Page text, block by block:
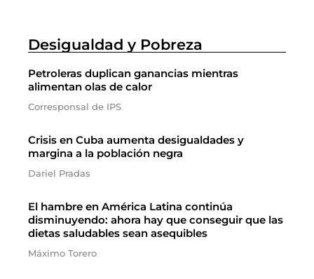
Desigualdad y Pobreza
Petroleras duplican ganancias mientras
alimentan olas de calor
Corresponsal de IPS
Crisis en Cuba aumenta desigualdades y
margina a la población negra
Dariel Pradas
El hambre en América Latina continúa
disminuyendo: ahora hay que conseguir que las
dietas saludables sean asequibles
Máximo Torero